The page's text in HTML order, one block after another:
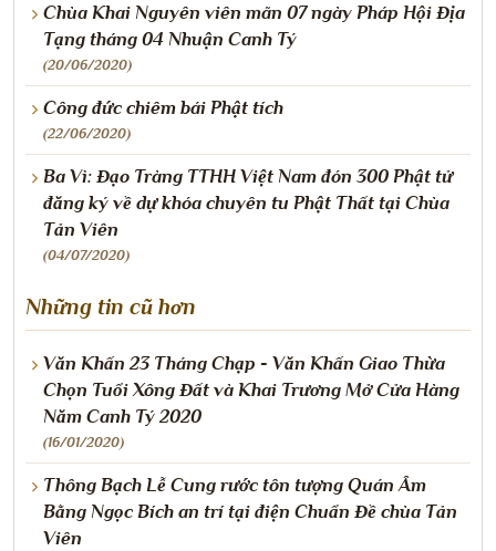
Chùa Khai Nguyên viên mãn 07 ngày Pháp Hội Địa
Tạng tháng 04 Nhuận Canh Tý
(20/06/2020)
Công đức chiêm bái Phật tích
(22/06/2020)
Ba Vì: Đạo Tràng TTHH Việt Nam đón 300 Phật tử
đăng ký về dự khóa chuyên tu Phật Thất tại Chùa
Tản Viên
(04/07/2020)
Những tin cũ hơn
Văn Khấn 23 Tháng Chạp - Văn Khấn Giao Thừa
Chọn Tuổi Xông Đất và Khai Trương Mở Cửa Hàng
Năm Canh Tý 2020
(16/01/2020)
Thông Bạch Lễ Cung rước tôn tượng Quán Âm
Bằng Ngọc Bích an trí tại điện Chuẩn Đề chùa Tản
Viên